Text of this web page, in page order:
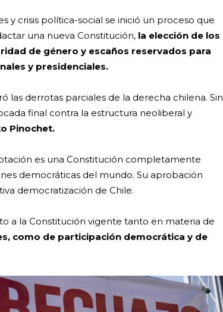
y crisis política-social se inició un proceso que
una nueva Constitución, la elección de los
de género y escaños reservados para
y presidenciales.
las derrotas parciales de la derecha chilena. Sin
final contra la estructura neoliberal y
Pinochet.
es una Constitución completamente
democráticas del mundo. Su aprobación
democratización de Chile.
a la Constitución vigente tanto en materia de
como de participación democrática y de